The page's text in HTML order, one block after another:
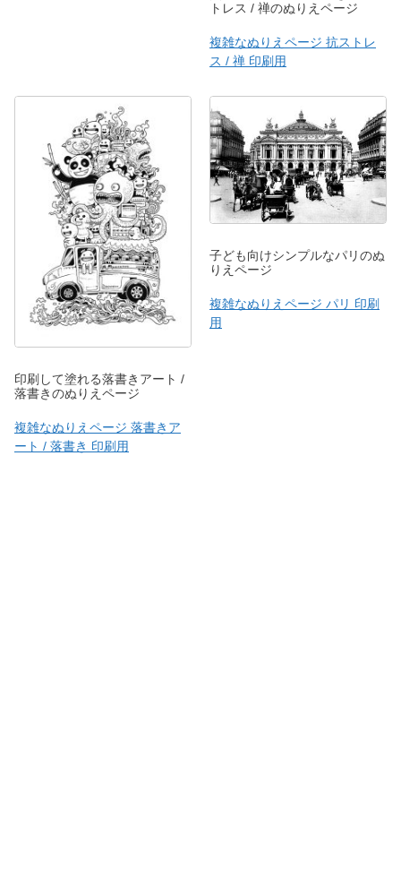
トレス / 禅のぬりえページ
複雑なぬりえページ 抗ストレ
ス / 禅 印刷用
印刷して塗れる落書きアート /
落書きのぬりえページ
複雑なぬりえページ 落書きア
ート / 落書き 印刷用
子ども向けシンプルなパリのぬ
りえページ
複雑なぬりえページ パリ 印刷
用